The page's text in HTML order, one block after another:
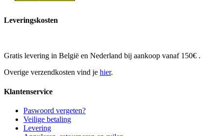
Leveringskosten
Gratis levering in België en Nederland bij aankoop vanaf 150€ .
Overige verzendkosten vind je hier.
Klantenservice
Paswoord vergeten?
Veilige betaling
Levering